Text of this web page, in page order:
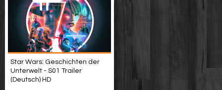
Star Wars: Geschichten der
Unterwelt - S01 Trailer
(Deutsch) HD